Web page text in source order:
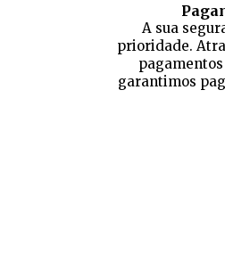
A sua
prioridade.
garantimos